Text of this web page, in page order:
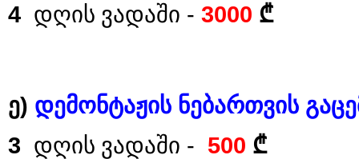
4 დღის ვადაში - 3000 ₾
ე) დემონტაჟის ნებართვის
3 დღის ვადაში - 500 ₾